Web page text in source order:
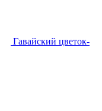
Гавайский цветок-